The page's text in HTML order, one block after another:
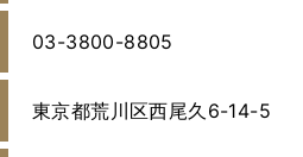
03-3800-8805
東京都荒川区西尾久6-14-5